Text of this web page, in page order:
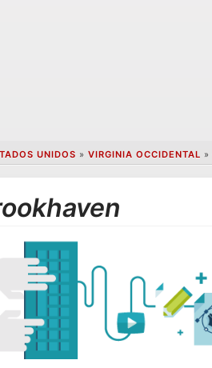
UNIDOS » VIRGINIA OCCIDENTAL »